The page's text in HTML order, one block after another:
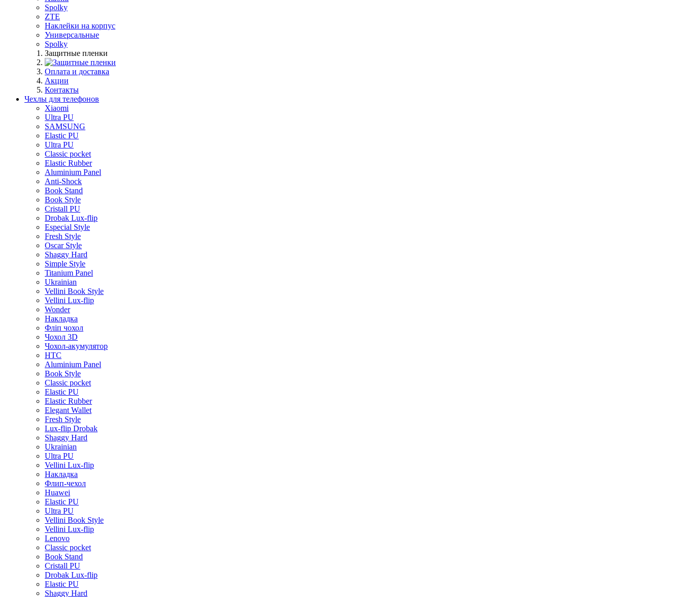
Spolky
ZTE
Наклейки на корпус
Универсальные
Spolky
Защитные пленки
Оплата и доставка
Акции
Контакты
Чехлы для телефонов
Xiaomi
Ultra PU
SAMSUNG
Elastic PU
Ultra PU
Classic pocket
Elastic Rubber
Aluminium Panel
Anti-Shock
Book Stand
Book Style
Cristall PU
Drobak Lux-flip
Especial Style
Fresh Style
Oscar Style
Shaggy Hard
Simple Style
Titanium Panel
Ukrainian
Vellini Book Style
Vellini Lux-flip
Wonder
Накладка
Фліп чохол
Чохол 3D
Чохол-акумулятор
HTC
Aluminium Panel
Book Style
Classic pocket
Elastic PU
Elastic Rubber
Elegant Wallet
Fresh Style
Lux-flip Drobak
Shaggy Hard
Ukrainian
Ultra PU
Vellini Lux-flip
Накладка
Флип-чехол
Huawei
Elastic PU
Ultra PU
Vellini Book Style
Vellini Lux-flip
Lenovo
Classic pocket
Book Stand
Cristall PU
Drobak Lux-flip
Elastic PU
Shaggy Hard